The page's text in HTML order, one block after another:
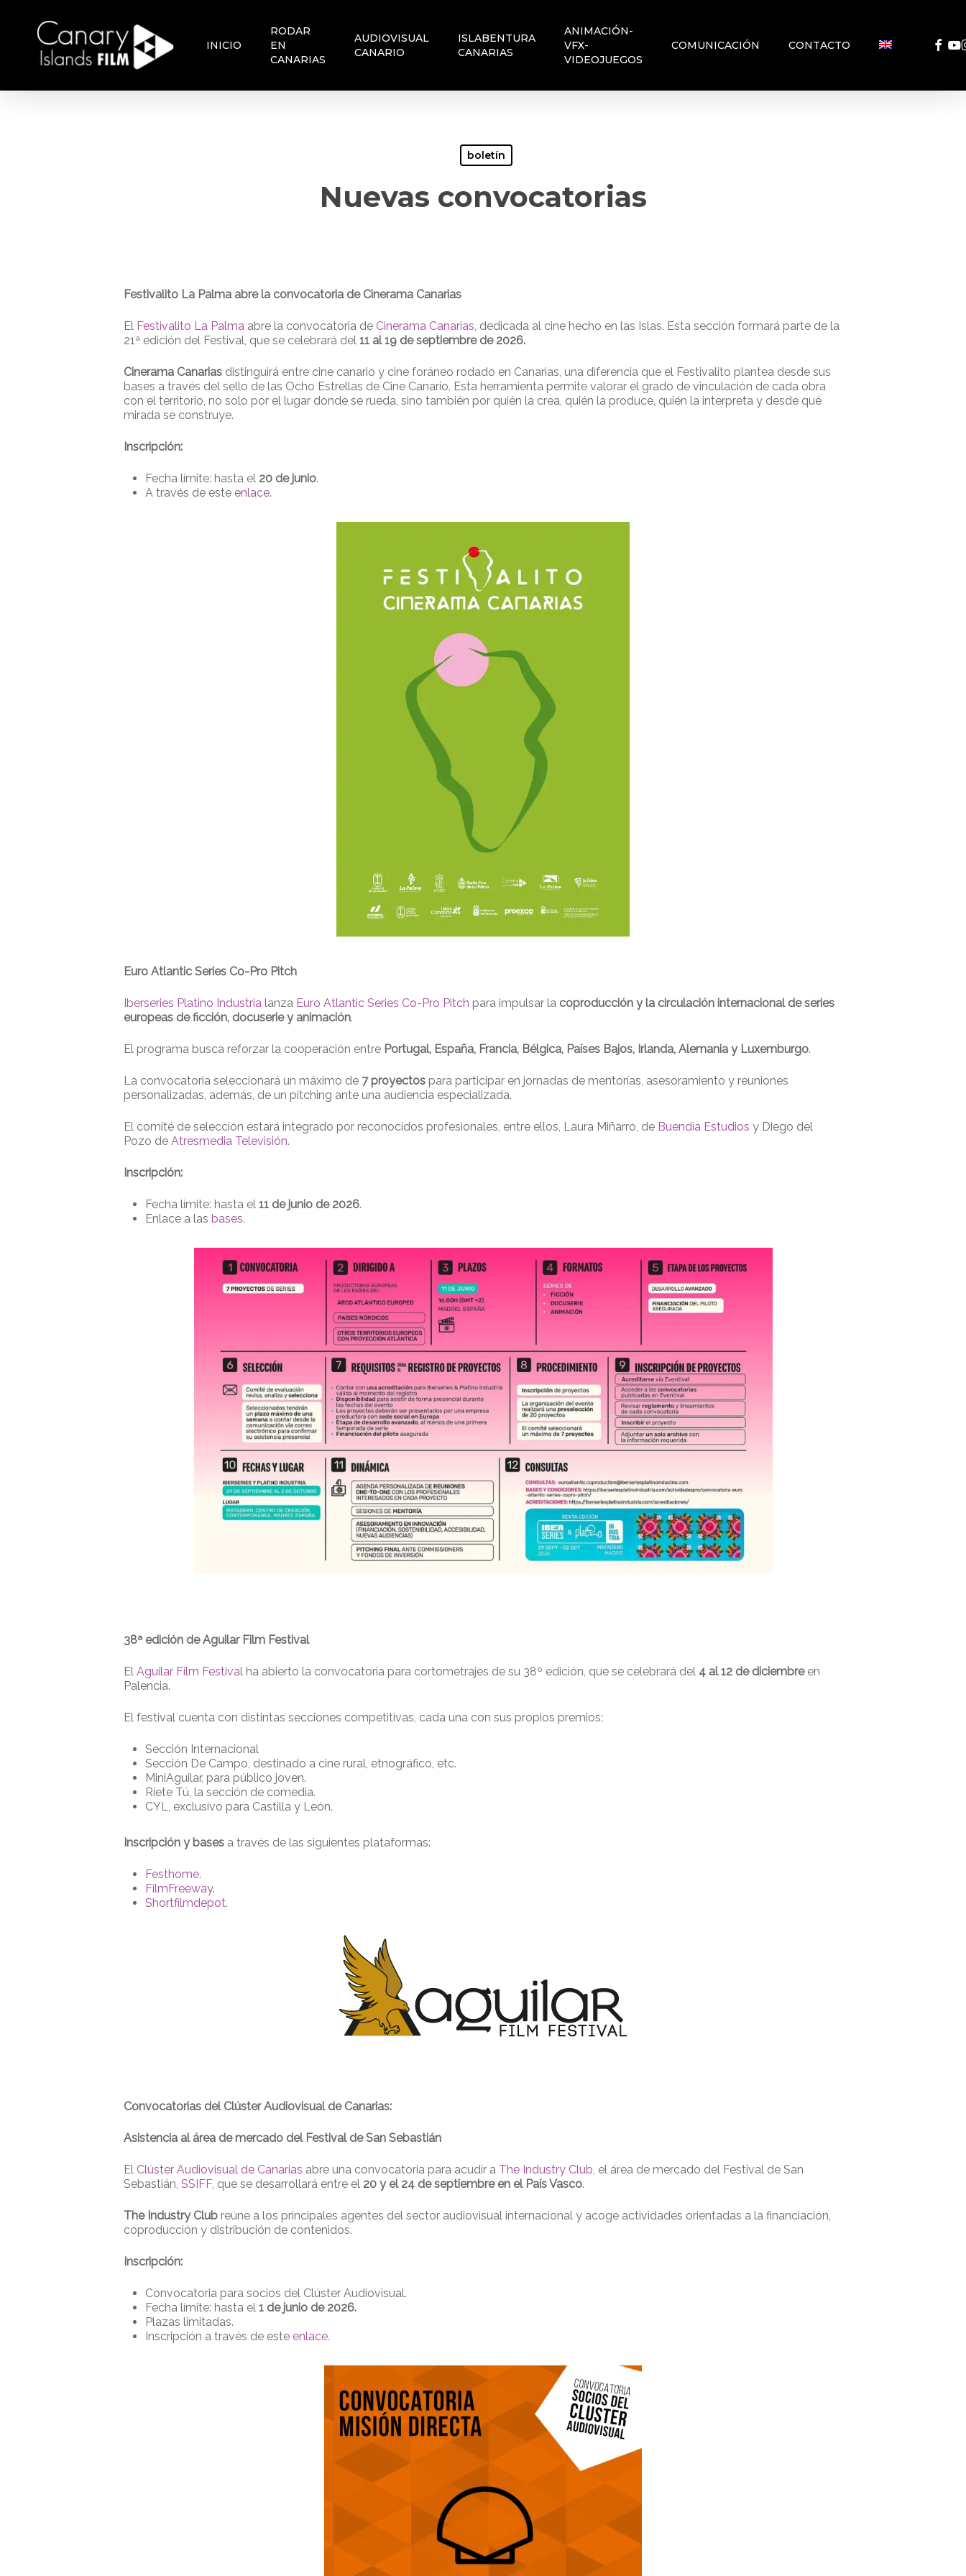
content
INICIO
RODAR
EN
CANARIAS
AUDIOVISUAL
CANARIO
ISLABENTURA
CANARIAS
ANIMACIÓN-
VFX-
VIDEOJUEGOS
COMUNICACIÓN CONTACTO
boletín
Nuevas convocatorias
Festivalito La Palma abre la convocatoria de Cinerama Canarias
El Festivalito La Palma abre la convocatoria de Cinerama Canarias, dedicada al cine hecho en las Islas. Esta sección formará parte de la
21ª edición del Festival, que se celebrará del 11 al 19 de septiembre de 2026.
Cinerama Canarias distinguirá entre cine canario y cine foráneo rodado en Canarias, una diferencia que el Festivalito plantea desde sus
bases a través del sello de las Ocho Estrellas de Cine Canario. Esta herramienta permite valorar el grado de vinculación de cada obra
con el territorio, no solo por el lugar donde se rueda, sino también por quién la crea, quién la produce, quién la interpreta y desde qué
mirada se construye.
Inscripción:
Fecha límite: hasta el 20 de junio.
A través de este enlace.
Euro Atlantic Series Co-Pro Pitch
Iberseries Platino Industria lanza Euro Atlantic Series Co-Pro Pitch para impulsar la coproducción y la circulación internacional de series
europeas de ficción, docuserie y animación.
El programa busca reforzar la cooperación entre Portugal, España, Francia, Bélgica, Países Bajos, Irlanda, Alemania y Luxemburgo.
La convocatoria seleccionará un máximo de 7 proyectos para participar en jornadas de mentorías, asesoramiento y reuniones
personalizadas, además, de un pitching ante una audiencia especializada.
El comité de selección estará integrado por reconocidos profesionales, entre ellos, Laura Miñarro, de Buendía Estudios y Diego del
Pozo de Atresmedia Televisión.
Inscripción:
Fecha límite: hasta el 11 de junio de 2026.
Enlace a las bases.
38ª edición de Aguilar Film Festival
El Aguilar Film Festival ha abierto la convocatoria para cortometrajes de su 38º edición, que se celebrará del 4 al 12 de diciembreen
Palencia.
El festival cuenta con distintas secciones competitivas, cada una con sus propios premios:
Sección Internacional
Sección De Campo, destinado a cine rural, etnográfico, etc.
MiniAguilar, para público joven.
Ríete Tú, la sección de comedia.
CYL, exclusivo para Castilla y León.
Inscripción y bases a través de las siguientes plataformas:
Festhome.
FilmFreeway.
Shortfilmdepot.
Convocatorias del Clúster Audiovisual de Canarias:
Asistencia al área de mercado del Festival de San Sebastián
El Clúster Audiovisual de Canarias abre una convocatoria para acudir a The Industry Club , el área de mercado del Festival de San
Sebastián, SSIFF, que se desarrollará entre el 20 y el 24 de septiembre en el País Vasco.
The Industry Club reúne a los principales agentes del sector audiovisual internacional y acoge actividades orientadas a la financiación,
coproducción y distribución de contenidos.
Inscripción:
Convocatoria para socios del Clúster Audiovisual.
Fecha límite: hasta el 1 de junio de 2026.
Plazas limitadas.
Inscripción a través de este enlace.